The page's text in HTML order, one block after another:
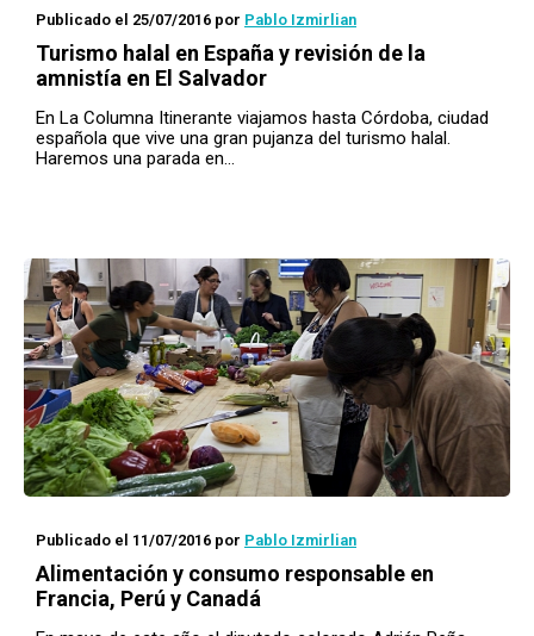
Publicado el 25/07/2016 por Pablo Izmirlian
Turismo halal en España y revisión de la
amnistía en El Salvador
En La Columna Itinerante viajamos hasta Córdoba, ciudad
española que vive una gran pujanza del turismo halal.
Haremos una parada en…
Publicado el 11/07/2016 por Pablo Izmirlian
Alimentación y consumo responsable en
Francia, Perú y Canadá